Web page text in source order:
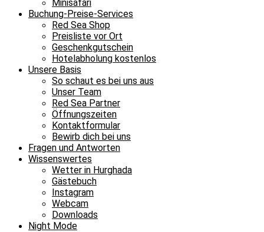
Minisafari
Buchung-Preise-Services
Red Sea Shop
Preisliste vor Ort
Geschenkgutschein
Hotelabholung kostenlos
Unsere Basis
So schaut es bei uns aus
Unser Team
Red Sea Partner
Öffnungszeiten
Kontaktformular
Bewirb dich bei uns
Fragen und Antworten
Wissenswertes
Wetter in Hurghada
Gästebuch
Instagram
Webcam
Downloads
Night Mode